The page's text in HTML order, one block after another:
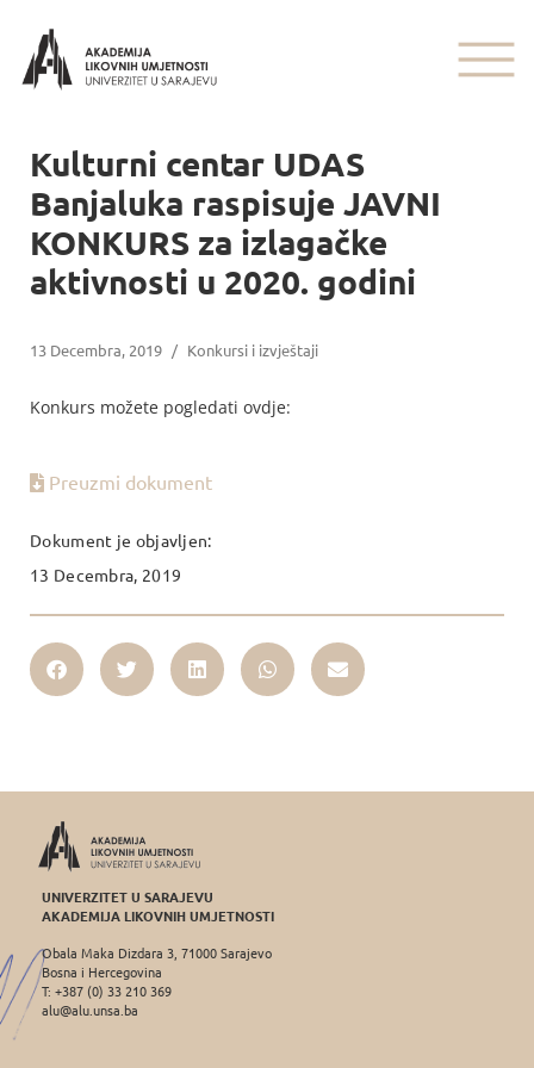
Kulturni centar UDAS
Banjaluka raspisuje JAVNI
KONKURS za izlagačke
aktivnosti u 2020. godini
13 Decembra, 2019 / Konkursi i izvještaji
Konkurs možete pogledati ovdje:
Preuzmi dokument
Dokument je objavljen:
13 Decembra, 2019
UNIVERZITET U SARAJEVU
AKADEMIJA LIKOVNIH UMJETNOSTI
Obala Maka Dizdara 3, 71000 Sarajevo
Bosna i Hercegovina
T: +387 (0) 33 210 369
alu@alu.unsa.ba